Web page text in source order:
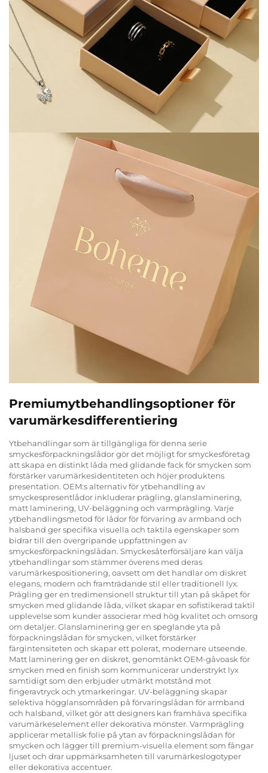
Premiumytbehandlingsoptioner för
varumärkesdifferentiering
Ytbehandlingar som är tillgängliga för denna serie
smyckesförpackningslådor gör det möjligt for smyckesföretag
att skapa en distinkt låda med glidande fack för smycken som
förstärker varumärkesidentiteten och höjer produktens
presentation. OEM:s alternativ för ytbehandling av
smyckespresentlådor inkluderar prägling, glanslaminering,
matt laminering, UV-beläggning och varmprägling. Varje
ytbehandlingsmetod för lådor för förvaring av armband och
halsband ger specifika visuella och taktila egenskaper som
bidrar till den övergripande uppfattningen av
smyckesförpackningslådan. Smyckesåterförsäljare kan välja
ytbehandlingar som stämmer överens med deras
varumärkespositionering, oavsett om det handlar om diskret
elegans, modern och framträdande stil eller traditionell lyx.
Prägling ger en tredimensionell struktur till ytan på skåpet för
smycken med glidande låda, vilket skapar en sofistikerad taktil
upplevelse som kunder associerar med hög kvalitet och omsorg
om detaljer. Glanslaminering ger en speglande yta på
förpackningslådan för smycken, vilket förstärker
färgintensiteten och skapar ett polerat, modernare utseende.
Matt laminering ger en diskret, genomtänkt OEM-gåvoask för
smycken med en finish som kommunicerar understrykt lyx
samtidigt som den erbjuder utmärkt motstånd mot
fingeravtryck och ytmarkeringar. UV-beläggning skapar
selektiva högglansområden på förvaringslådan för armband
och halsband, vilket gör att designers kan framhäva specifika
varumärkeselement eller dekorativa mönster. Varmprägling
applicerar metallisk folie på ytan av förpackningslådan för
smycken och lägger till premium-visuella element som fångar
ljuset och drar uppmärksamheten till varumärkeslogotyper
eller dekorativa accentuer.